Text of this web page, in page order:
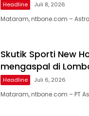
Headline Juli 8, 2026
Mataram, ntbone.com –
Skutik Sporti New
mengaspal di
Headline Juli 6, 2026
Mataram, ntbone.com – PT